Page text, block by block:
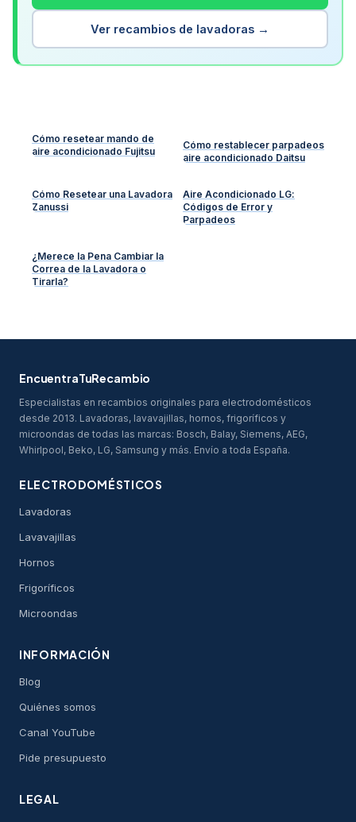
Ver recambios de lavadoras →
Cómo resetear mando de
aire acondicionado Fujitsu
Cómo restablecer parpadeos
aire acondicionado Daitsu
Cómo Resetear una Lavadora
Zanussi
Aire Acondicionado LG:
Códigos de Error y
Parpadeos
¿Merece la Pena Cambiar la
Correa de la Lavadora o
Tirarla?
EncuentraTuRecambio
Especialistas en recambios originales para electrodomésticos
desde 2013. Lavadoras, lavavajillas, hornos, frigoríficos y
microondas de todas las marcas: Bosch, Balay, Siemens, AEG,
Whirlpool, Beko, LG, Samsung y más. Envío a toda España.
ELECTRODOMÉSTICOS
Lavadoras
Lavavajillas
Hornos
Frigoríficos
Microondas
INFORMACIÓN
Blog
Quiénes somos
Canal YouTube
Pide presupuesto
LEGAL